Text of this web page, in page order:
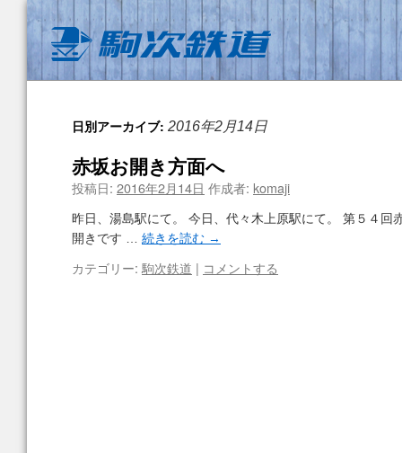
日別アーカイブ: 2016年2月14日
赤坂お開き方面へ
投稿日: 2016年2月14日 作成者: komaji
昨日、湯島駅にて。 今日、代々木上原駅にて。 第５４回
開きです … 続きを読む →
カテゴリー: 駒次鉄道 | コメントする